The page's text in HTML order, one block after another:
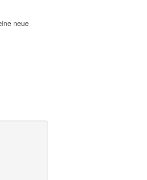
neue